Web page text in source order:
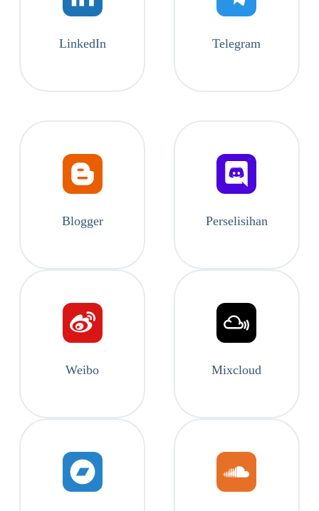
LinkedIn Telegram
Blogger Perselisihan
Weibo Mixcloud